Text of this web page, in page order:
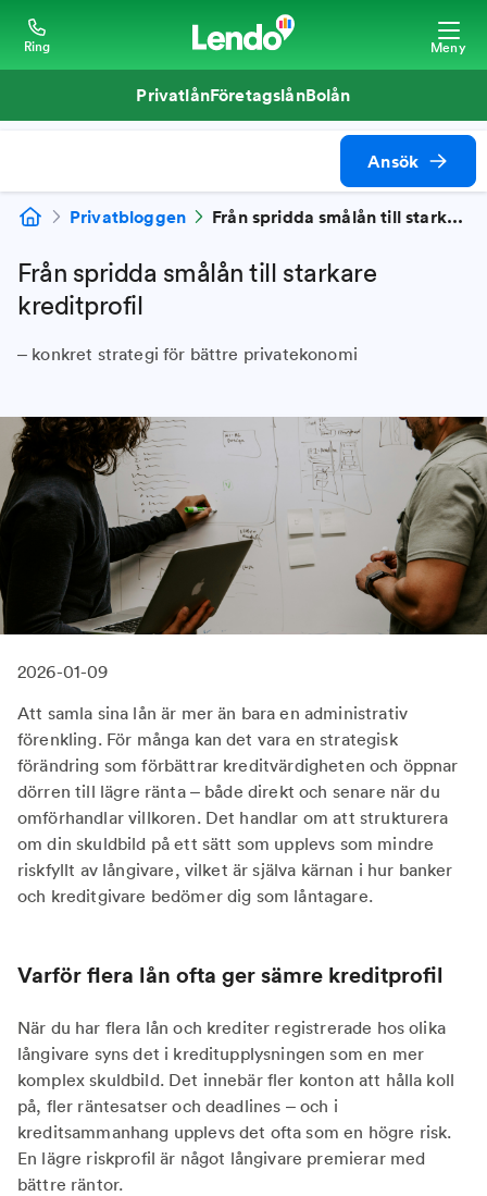
Ring Meny
PrivatlånFöretagslånBolån
Ansök
Privatbloggen Från spridda smålån till starkare kreditprofil
Från spridda smålån till starkare
kreditprofil
– konkret strategi för bättre privatekonomi
2026-01-09
Att samla sina lån är mer än bara en administrativ
förenkling. För många kan det vara en strategisk
förändring som förbättrar kreditvärdigheten och öppnar
dörren till lägre ränta – både direkt och senare när du
omförhandlar villkoren. Det handlar om att strukturera
om din skuldbild på ett sätt som upplevs som mindre
riskfyllt av långivare, vilket är själva kärnan i hur banker
och kreditgivare bedömer dig som låntagare.
Varför flera lån ofta ger sämre kreditprofil
När du har flera lån och krediter registrerade hos olika
långivare syns det i kreditupplysningen som en mer
komplex skuldbild. Det innebär fler konton att hålla koll
på, fler räntesatser och deadlines – och i
kreditsammanhang upplevs det ofta som en högre risk.
En lägre riskprofil är något långivare premierar med
bättre räntor.